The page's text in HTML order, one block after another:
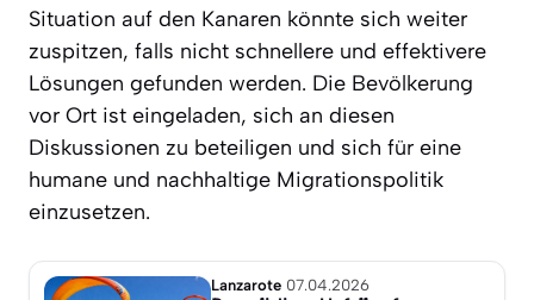
Situation auf den Kanaren könnte sich weiter
zuspitzen, falls nicht schnellere und effektivere
Lösungen gefunden werden. Die Bevölkerung
vor Ort ist eingeladen, sich an diesen
Diskussionen zu beteiligen und sich für eine
humane und nachhaltige Migrationspolitik
einzusetzen.
Lanzarote 07.04.2026